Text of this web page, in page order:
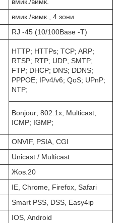
вмик./вимк., 4 зони
RJ -45 (10/100Base -T)
HTTP; HTTPs; TCP; ARP;
RTSP; RTP; UDP; SMTP;
FTP; DHCP; DNS; DDNS;
PPPOE; IPv4/v6; QoS; UPnP;
NTP;
Bonjour; 802.1x; Multicast;
ICMP; IGMP;
ONVIF, PSIA, CGI
Unicast / Multicast
Жов.20
IE, Chrome, Firefox, Safari
Smart PSS, DSS, Easy4ip
IOS, Android